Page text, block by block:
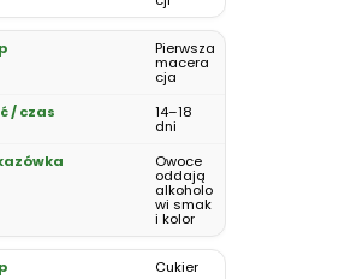
Pierwsza
macera
cja
14–18
dni
Owoce
oddają
alkoholo
wi smak
i kolor
Cukier